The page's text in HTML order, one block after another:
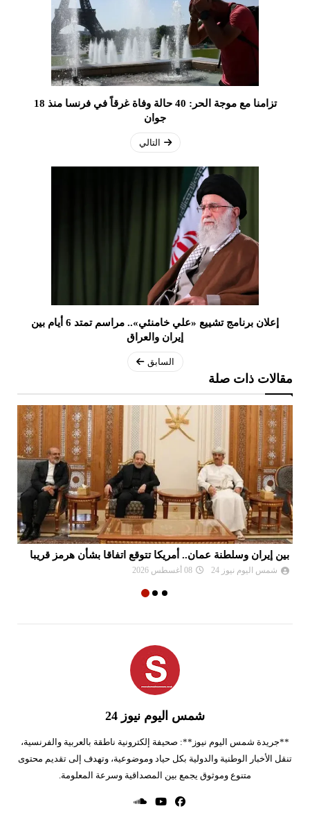
تزامنا مع موجة الحر: 40 حالة وفاة غرقاً في فرنسا منذ 18
جوان
التالي
إعلان برنامج تشييع «علي خامنئي».. مراسم تمتد 6 أيام بين
إيران والعراق
السابق
مقالات ذات صلة
بين إيران وسلطنة عمان.. أمريكا تتوقع اتفاقا بشأن هرمز قريبا
شمس اليوم نيوز 24 08 أغسطس 2026
شمس اليوم نيوز 24
**جريدة شمس اليوم نيوز**: صحيفة إلكترونية ناطقة بالعربية والفرنسية،
تنقل الأخبار الوطنية والدولية بكل حياد وموضوعية، وتهدف إلى تقديم محتوى
متنوع وموثوق يجمع بين المصداقية وسرعة المعلومة.